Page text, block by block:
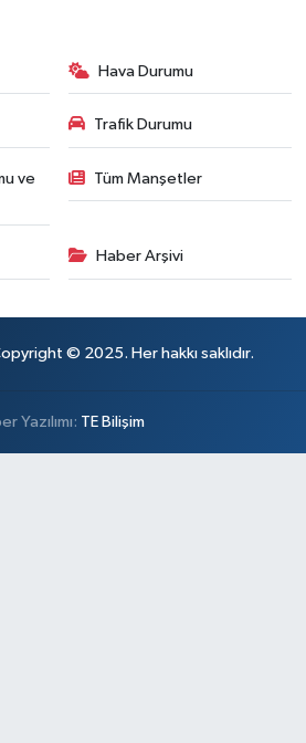
Hava Durumu
Trafik Durumu
ve
Tüm Manşetler
Haber Arşivi
© 2025. Her hakkı saklıdır.
Yazılımı: TE Bilişim